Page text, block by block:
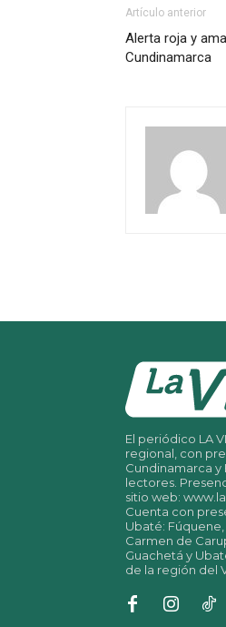
Artículo anterior
Alerta roja y
Cundinamarca
El periódico LA
regional, con
Cundinamarca y
lectores.
sitio web:
Cuenta con
Ubaté: Fúquene,
Carmen de
Guachetá y
de la región del